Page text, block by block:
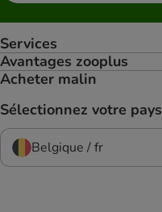
Services
Avantages zooplus
Acheter malin
Sélectionnez votre pays
Belgique / fr